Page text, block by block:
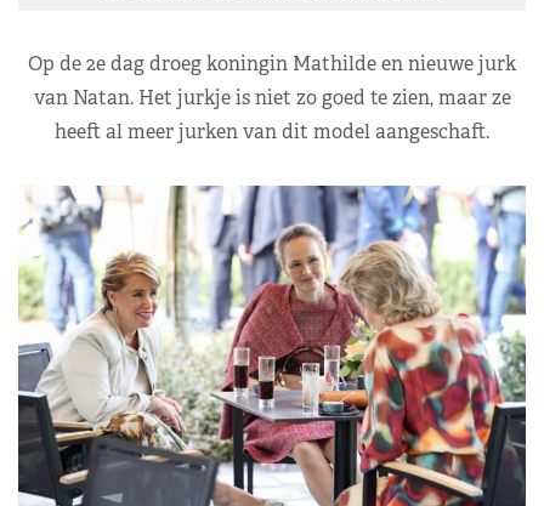
Op de 2e dag droeg koningin Mathilde en nieuwe jurk
van Natan. Het jurkje is niet zo goed te zien, maar ze
heeft al meer jurken van dit model aangeschaft.